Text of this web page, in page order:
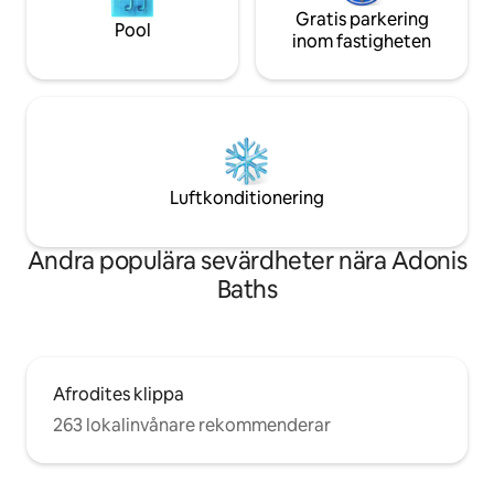
Pool
Gratis parkering
inom fastigheten
Luftkonditionering
Andra populära sevärdheter nära Adonis
Baths
Afrodites klippa
263 lokalinvånare rekommenderar